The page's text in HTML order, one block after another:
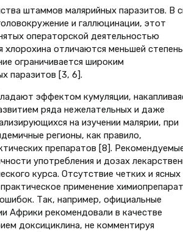
штаммов малярийных паразитов. В
и галлюцинации, этот
операторской деятельностью
хлорохина отличаются меньшей
ограничивается широким
паразитов [3, 6].
эффектом кумуляции,
ряда нежелательных и даже
на изучении малярии, при
регионы, как правило,
препаратов [8].
употребления и дозах
курса. Отсутствие четких и ясных
применение
Так, например, официальные
Африки рекомендовали в качестве
доксициклина, не комментируя